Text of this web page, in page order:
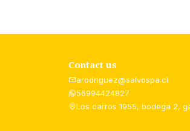
Contact us
arodriguez@salvospa.cl
56994424827
Los carros 1955, bodega 2,